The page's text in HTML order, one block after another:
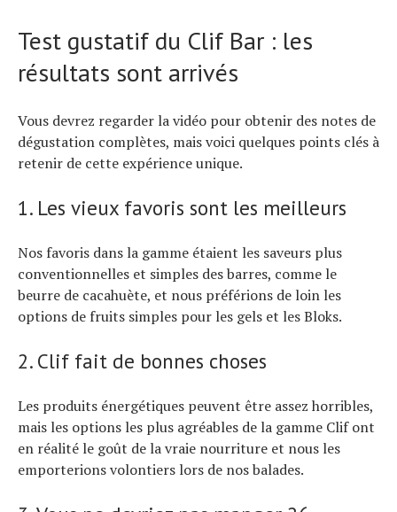
Test gustatif du Clif Bar : les
résultats sont arrivés
Vous devrez regarder la vidéo pour obtenir des notes de
dégustation complètes, mais voici quelques points clés à
retenir de cette expérience unique.
1. Les vieux favoris sont les meilleurs
Nos favoris dans la gamme étaient les saveurs plus
conventionnelles et simples des barres, comme le
beurre de cacahuète, et nous préférions de loin les
options de fruits simples pour les gels et les Bloks.
2. Clif fait de bonnes choses
Les produits énergétiques peuvent être assez horribles,
mais les options les plus agréables de la gamme Clif ont
en réalité le goût de la vraie nourriture et nous les
emporterions volontiers lors de nos balades.